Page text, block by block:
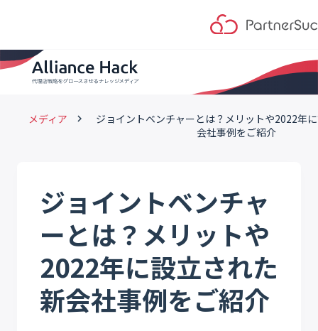
メディア keyboard_arrow_right
ジョイントベンチャーとは？メリットや2022年
会社事例をご紹介
ジョイントベンチャ
ーとは？メリットや
2022年に設立された
新会社事例をご紹介